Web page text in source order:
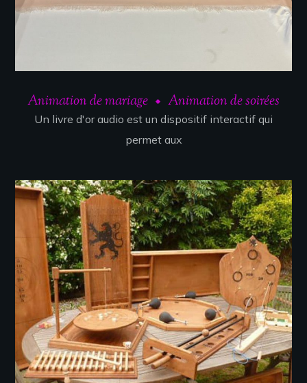
Animation de mariage Animation de soirées
Un livre d'or audio est un dispositif interactif qui
permet aux